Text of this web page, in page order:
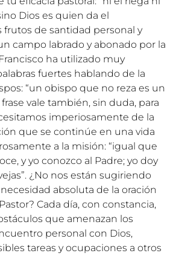
Dios es quien da el
frutos de santidad personal y
campo labrado y abonado por la
ha utilizado muy
fuertes hablando de la
“un obispo que no reza es un
vale también, sin duda, para
imperiosamente de la
que se continúe en una vida
a la misión: “igual que
y yo conozco al Padre; yo doy
¿No nos están sugiriendo
absoluta de la oración
Cada día, con constancia,
que amenazan los
personal con Dios,
tareas y ocupaciones a otros